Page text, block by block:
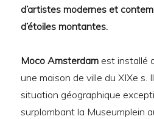
d’artistes modernes et
d’étoiles montantes.
Moco Amsterdam est installé
une maison de ville du XIXe s.
situation géographique
surplombant la Museumplein